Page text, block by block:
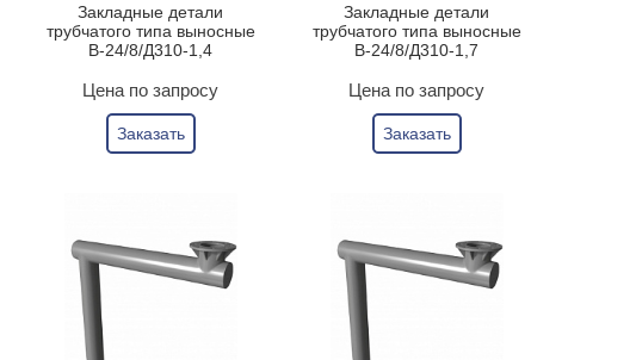
Закладные детали
трубчатого типа выносные
В-24/8/Д310-1,4
Цена по запросу
Заказать
Закладные детали
трубчатого типа выносные
В-24/8/Д310-1,7
Цена по запросу
Заказать